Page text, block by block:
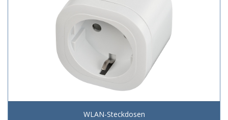
WLAN-Steckdosen